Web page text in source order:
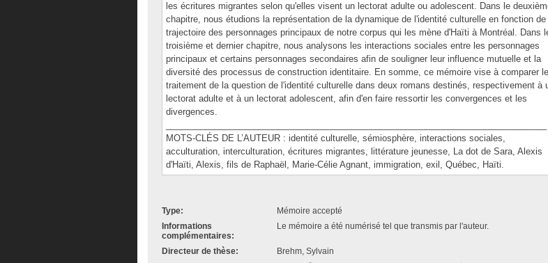
les écritures migrantes selon qu'elles visent un lectorat adulte ou adolescent. Dans le
chapitre, nous étudions la représentation de la dynamique de l'identité culturelle en fonction de
trajectoire des personnages principaux de notre corpus qui les mène d'Haïti à Montréal. Dans
troisième et dernier chapitre, nous analysons les interactions sociales entre les personnages
principaux et certains personnages secondaires afin de souligner leur influence mutuelle et la
diversité des processus de construction identitaire. En somme, ce mémoire vise à comparer le
traitement de la question de l'identité culturelle dans deux romans destinés, respectivement à
lectorat adulte et à un lectorat adolescent, afin d'en faire ressortir les convergences et les
divergences.
MOTS-CLÉS DE L’AUTEUR : identité culturelle, sémiosphère, interactions sociales,
acculturation, interculturation, écritures migrantes, littérature jeunesse, La dot de Sara, Alexis
d'Haïti, Alexis, fils de Raphaël, Marie-Célie Agnant, immigration, exil, Québec, Haïti.
Type:
Mémoire accepté
Informations
complémentaires:
Le mémoire a été numérisé tel que transmis par l'auteur.
Directeur de thèse:
Brehm, Sylvain